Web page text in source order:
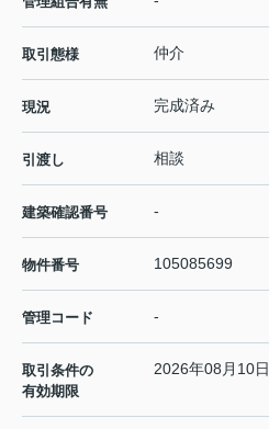
取引態様 仲介
現況 完成済み
引渡し 相談
建築確認番号 -
物件番号 105085699
管理コード -
取引条件の
有効期限
2026年08月10日